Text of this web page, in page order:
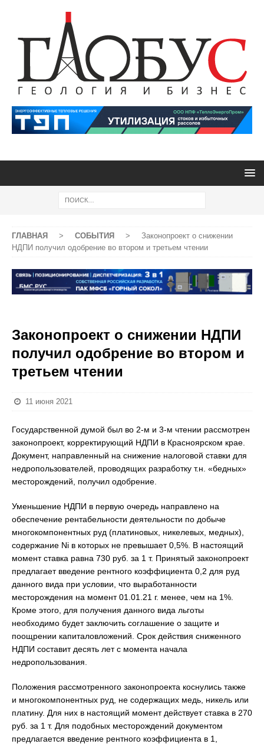
ГЛАВНАЯ > СОБЫТИЯ >
Законопроект о снижении
НДПИ получил одобрение во втором и третьем чтении
Законопроект о снижении НДПИ
получил одобрение во втором и
третьем чтении
11 июня 2021
Государственной думой был во 2-м и 3-м чтении рассмотрен
законопроект, корректирующий НДПИ в Красноярском крае.
Документ, направленный на снижение налоговой ставки для
недропользователей, проводящих разработку т.н. «бедных»
месторождений, получил одобрение.
Уменьшение НДПИ в первую очередь направлено на
обеспечение рентабельности деятельности по добыче
многокомпонентных руд (платиновых, никелевых, медных),
содержание Ni в которых не превышает 0,5%. В настоящий
момент ставка равна 730 руб. за 1 т. Принятый законопроект
предлагает введение рентного коэффициента 0,2 для руд
данного вида при условии, что выработанности
месторождения на момент 01.01.21 г. менее, чем на 1%.
Кроме этого, для получения данного вида льготы
необходимо будет заключить соглашение о защите и
поощрении капиталовложений. Срок действия сниженного
НДПИ составит десять лет с момента начала
недропользования.
Положения рассмотренного законопроекта коснулись также
и многокомпонентных руд, не содержащих медь, никель или
платину. Для них в настоящий момент действует ставка в 270
руб. за 1 т. Для подобных месторождений документом
предлагается введение рентного коэффициента в 1,